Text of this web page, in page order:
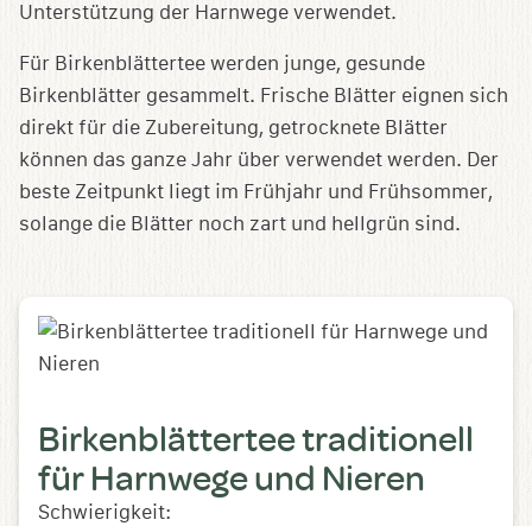
Unterstützung der Harnwege verwendet.
Für Birkenblättertee werden junge, gesunde
Birkenblätter gesammelt. Frische Blätter eignen sich
direkt für die Zubereitung, getrocknete Blätter
können das ganze Jahr über verwendet werden. Der
beste Zeitpunkt liegt im Frühjahr und Frühsommer,
solange die Blätter noch zart und hellgrün sind.
Birkenblättertee traditionell
für Harnwege und Nieren
Schwierigkeit: